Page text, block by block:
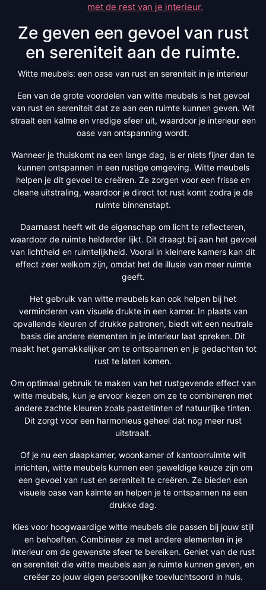
met de rest van je interieur.
Ze geven een gevoel van rust
en sereniteit aan de ruimte.
Witte meubels: een oase van rust en sereniteit in je interieur
Een van de grote voordelen van witte meubels is het gevoel
van rust en sereniteit dat ze aan een ruimte kunnen geven. Wit
straalt een kalme en vredige sfeer uit, waardoor je interieur een
oase van ontspanning wordt.
Wanneer je thuiskomt na een lange dag, is er niets fijner dan te
kunnen ontspannen in een rustige omgeving. Witte meubels
helpen je dit gevoel te creëren. Ze zorgen voor een frisse en
cleane uitstraling, waardoor je direct tot rust komt zodra je de
ruimte binnenstapt.
Daarnaast heeft wit de eigenschap om licht te reflecteren,
waardoor de ruimte helderder lijkt. Dit draagt bij aan het gevoel
van lichtheid en ruimtelijkheid. Vooral in kleinere kamers kan dit
effect zeer welkom zijn, omdat het de illusie van meer ruimte
geeft.
Het gebruik van witte meubels kan ook helpen bij het
verminderen van visuele drukte in een kamer. In plaats van
opvallende kleuren of drukke patronen, biedt wit een neutrale
basis die andere elementen in je interieur laat spreken. Dit
maakt het gemakkelijker om te ontspannen en je gedachten tot
rust te laten komen.
Om optimaal gebruik te maken van het rustgevende effect van
witte meubels, kun je ervoor kiezen om ze te combineren met
andere zachte kleuren zoals pasteltinten of natuurlijke tinten.
Dit zorgt voor een harmonieus geheel dat nog meer rust
uitstraalt.
Of je nu een slaapkamer, woonkamer of kantoorruimte wilt
inrichten, witte meubels kunnen een geweldige keuze zijn om
een gevoel van rust en sereniteit te creëren. Ze bieden een
visuele oase van kalmte en helpen je te ontspannen na een
drukke dag.
Kies voor hoogwaardige witte meubels die passen bij jouw stijl
en behoeften. Combineer ze met andere elementen in je
interieur om de gewenste sfeer te bereiken. Geniet van de rust
en sereniteit die witte meubels aan je ruimte kunnen geven, en
creëer zo jouw eigen persoonlijke toevluchtsoord in huis.